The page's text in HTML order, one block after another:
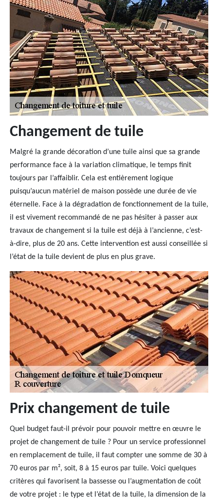
Changement de tuile
Malgré la grande décoration d’une tuile ainsi que sa grande
performance face à la variation climatique, le temps finit
toujours par l’affaiblir. Cela est entièrement logique
puisqu’aucun matériel de maison possède une durée de vie
éternelle. Face à la dégradation de fonctionnement de la tuile,
il est vivement recommandé de ne pas hésiter à passer aux
travaux de changement si la tuile est déjà à l’ancienne, c’est-
à-dire, plus de 20 ans. Cette intervention est aussi conseillée si
l’état de la tuile devient de plus en plus grave.
Prix changement de tuile
Quel budget faut-il prévoir pour pouvoir mettre en œuvre le
projet de changement de tuile ? Pour un service professionnel
en remplacement de tuile, il faut compter une somme de 30 à
70 euros par m², soit, 8 à 15 euros par tuile. Voici quelques
critères qui favorisent la bassesse ou l’augmentation de coût
de votre projet : le type et l’état de la tuile, la dimension de la